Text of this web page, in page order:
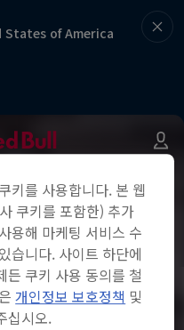
of America
키를 사용합니다. 본 웹
쿠키를 포함한) 추가
용해 마케팅 서비스 수
습니다. 사이트 하단에
든 쿠키 사용 동의를 철
개인정보 보호정책 및
십시오.